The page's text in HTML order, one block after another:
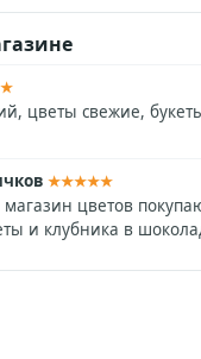
цветы свежие,
★★★★★
цветов
и клубника в